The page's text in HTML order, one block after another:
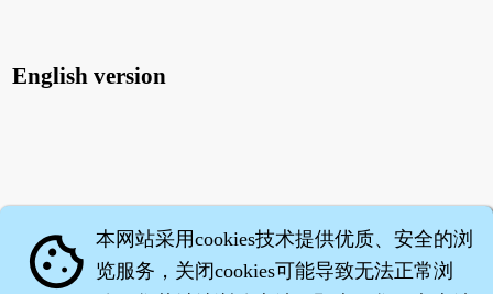
English version
cookie 本网站采用cookies技术提供优质、安全的浏
览服务，关闭cookies可能导致无法正常浏